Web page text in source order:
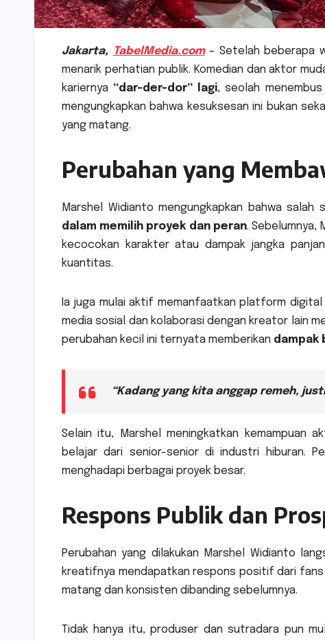
Jakarta, TabelMedia.com– Setelah beberapa
menarik perhatian publik. Komedian dan aktor
kariernya “dar-der-dor” lagi, seolah
mengungkapkan bahwa kesuksesan ini bukan
yang matang.
Perubahan yang
Marshel Widianto mengungkapkan bahwa salah
dalam memilih proyek dan peran. Sebelumnya,
kecocokan karakter atau dampak jangka
kuantitas.
Ia juga mulai aktif memanfaatkan platform
media sosial dan kolaborasi dengan kreator lain
perubahan kecil ini ternyata memberikan dampak
“Kadang yang kita anggap remeh,
Selain itu, Marshel meningkatkan kemampuan
belajar dari senior-senior di industri hiburan.
menghadapi berbagai proyek besar.
Respons Publik dan
Perubahan yang dilakukan Marshel Widianto
kreatifnya mendapatkan respons positif dari fans
matang dan konsisten dibanding sebelumnya.
Tidak hanya itu, produser dan sutradara pun